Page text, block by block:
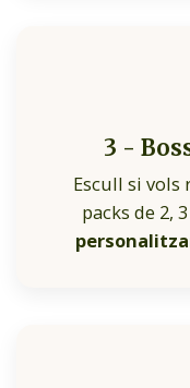
3 -
Escull si vols
packs de 2,